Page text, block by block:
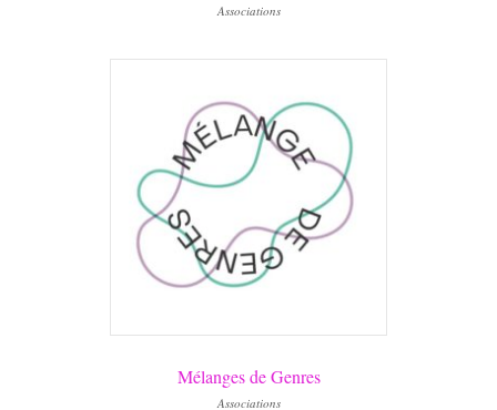
Associations
Mélanges de Genres
Associations